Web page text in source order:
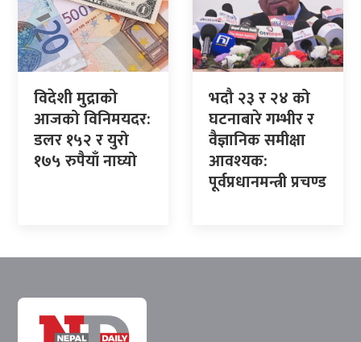
विदेशी मुद्राको
आजको विनिमयदर:
डलर १५२ र युरो
१७५ रुपैयाँ नाघ्यो
भदौ २३ र २४ को
घटनाबारे गम्भीर र
वैज्ञानिक समीक्षा
आवश्यक:
पूर्वप्रधानमन्त्री प्रचण्ड